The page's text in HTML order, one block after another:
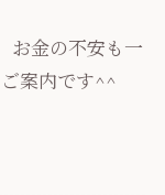
お金の不安も一
案内です^^